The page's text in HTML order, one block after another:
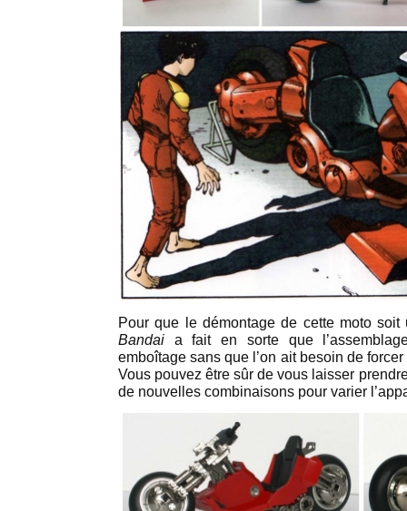
Pour que le démontage de cette moto
Bandai a fait en sorte que
emboîtage sans que l’on ait besoin de
Vous pouvez être sûr de vous laisser
de nouvelles combinaisons pour varier